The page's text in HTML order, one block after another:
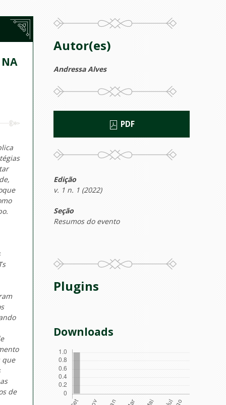
NA
que
de
Autor(es)
Andressa Alves
PDF
Edição
v. 1 n. 1 (2022)
Seção
Resumos do evento
Plugins
Downloads